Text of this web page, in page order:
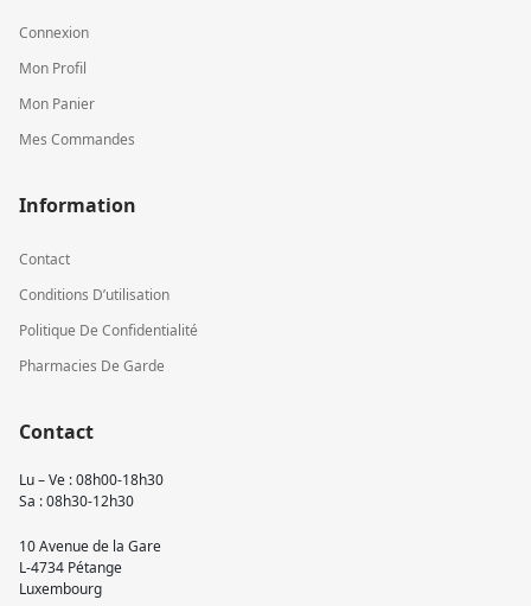
Connexion
Mon Profil
Mon Panier
Mes Commandes
Information
Contact
Conditions D’utilisation
Politique De Confidentialité
Pharmacies De Garde
Contact
Lu – Ve : 08h00-18h30
Sa : 08h30-12h30
10 Avenue de la Gare
L-4734 Pétange
Luxembourg